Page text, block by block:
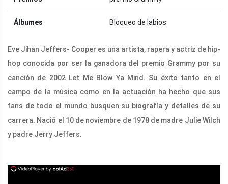
Álbumes Bloqueo de labios
Eve Jihan Jeffers- Cooper es una artista, rapera y actriz de hip-
hop conocida por ser la ganadora del premio Grammy por su
canción de 2002 Let Me Blow Ya Mind. Su éxito tanto en el
campo de la música como en la actuación ha hecho que sus
fans de todo el mundo busquen su biografía y detalles de su
carrera. Nació el 10 de noviembre de 1978 de madre Julie Wilch
y padre Jerry Jeffers.